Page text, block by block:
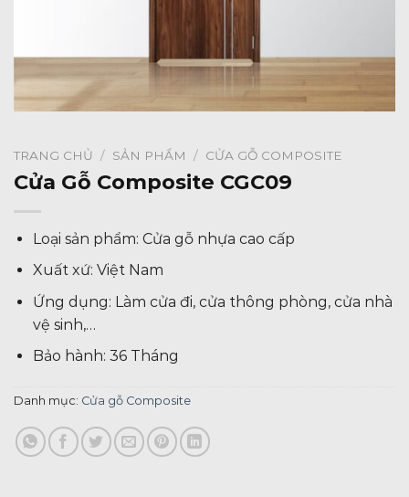
TRANG CHỦ / SẢN PHẨM / CỬA GỖ COMPOSITE
Cửa Gỗ Composite CGC09
Loại sản phẩm: Cửa gỗ nhựa cao cấp
Xuất xứ: Việt Nam
Ứng dụng: Làm cửa đi, cửa thông phòng, cửa nhà
vệ sinh,…
Bảo hành: 36 Tháng
Danh mục: Cửa gỗ Composite